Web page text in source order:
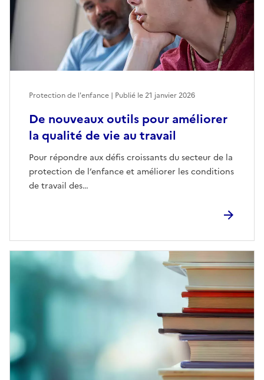
De nouveaux outils pour améliorer
la qualité de vie au travail
Pour répondre aux défis croissants du secteur de la
protection de l’enfance et améliorer les conditions
de travail des…
Protection de l'enfance | Publié le21 janvier 2026